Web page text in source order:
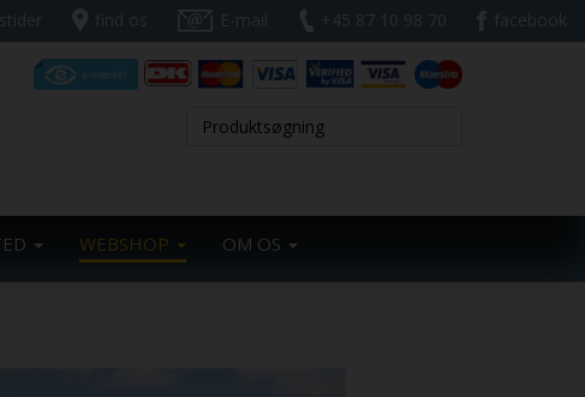
find os E-mail +45 87 10 98 70 facebook
WEBSHOP OM OS